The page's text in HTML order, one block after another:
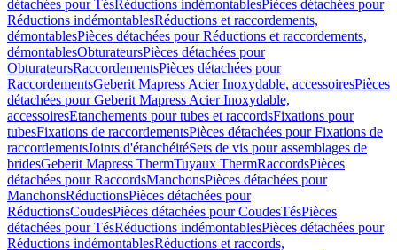
détachées pour TésRéductions indémontablesPièces détachées pour
Réductions indémontablesRéductions et raccordements,
démontablesPièces détachées pour Réductions et raccordements,
démontablesObturateursPièces détachées pour
ObturateursRaccordementsPièces détachées pour
RaccordementsGeberit Mapress Acier Inoxydable, accessoiresPièces
détachées pour Geberit Mapress Acier Inoxydable,
accessoiresEtanchements pour tubes et raccordsFixations pour
tubesFixations de raccordementsPièces détachées pour Fixations de
raccordementsJoints d'étanchéitéSets de vis pour assemblages de
bridesGeberit Mapress ThermTuyaux ThermRaccordsPièces
détachées pour RaccordsManchonsPièces détachées pour
ManchonsRéductionsPièces détachées pour
RéductionsCoudesPièces détachées pour CoudesTésPièces
détachées pour TésRéductions indémontablesPièces détachées pour
Réductions indémontablesRéductions et raccords,